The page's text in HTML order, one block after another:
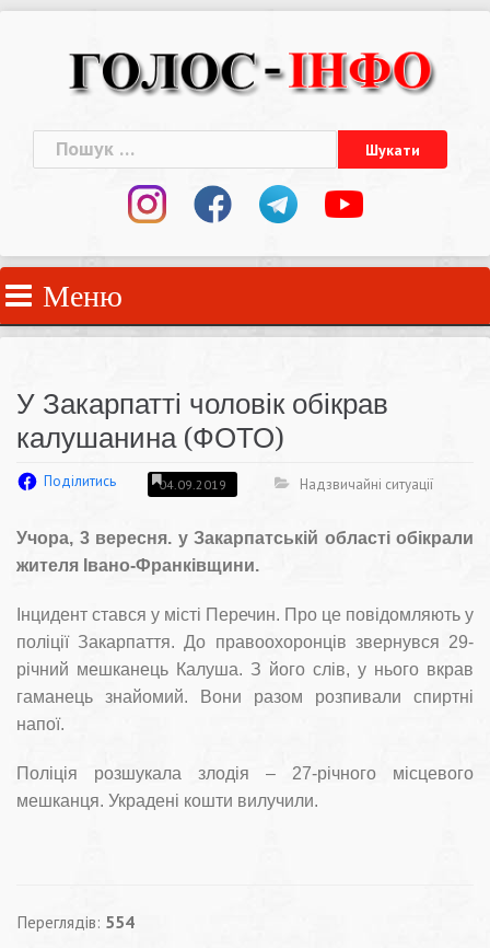
Пошук:
Меню
У Закарпатті чоловік обікрав
калушанина (ФОТО)
Поділитись 04.09.2019 Надзвичайні ситуації
Учора, 3 вересня. у Закарпатській області обікрали
жителя Івано-Франківщини.
Інцидент стався у місті Перечин. Про це повідомляють у
поліції Закарпаття. До правоохоронців звернувся 29-
річний мешканець Калуша. З його слів, у нього вкрав
гаманець знайомий. Вони разом розпивали спиртні
напої.
Поліція розшукала злодія – 27-річного місцевого
мешканця. Украдені кошти вилучили.
Переглядів: 554